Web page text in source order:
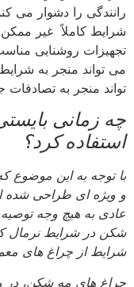
رانندگی را دشوار می
شرایط کاملاً غیر ممکن
تجهیزات روشنایی
می تواند منجر به
تواند منجر به
چه زمانی
استفاده کرد؟
با توجه به این
و ویژه ای طراحی شده
عادی به هیچ وجه
شکن در شرایط نرمال
شرایط از چراغ های
چراغ های مه شکن، در